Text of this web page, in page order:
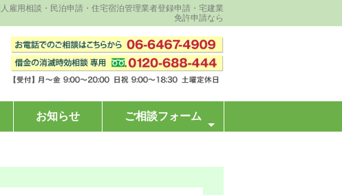
雇用相談・民泊申請・住宅宿泊管理業者登録申請・宅建業
免許申請なら
お知らせ ご相談フォーム